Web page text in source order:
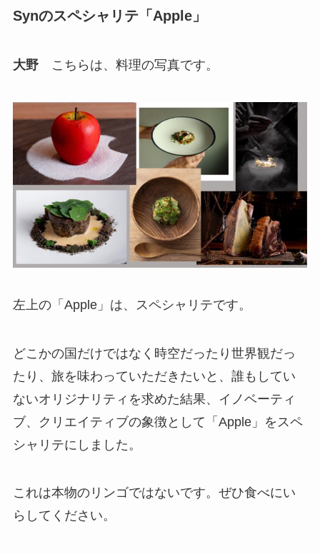
Synのスペシャリテ「Apple」
大野 こちらは、料理の写真です。
左上の「Apple」は、スペシャリテです。
どこかの国だけではなく時空だったり世界観だっ
たり、旅を味わっていただきたいと、誰もしてい
ないオリジナリティを求めた結果、イノベーティ
ブ、クリエイティブの象徴として「Apple」をスペ
シャリテにしました。
これは本物のリンゴではないです。ぜひ食べにい
らしてください。